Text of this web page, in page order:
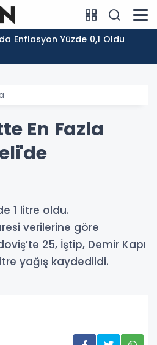
Enflasyon Yüzde 0,1 Oldu
En Fazla
1 litre oldu.
verilerine göre
25, İştip, Demir Kapı
yağış kaydedildi.